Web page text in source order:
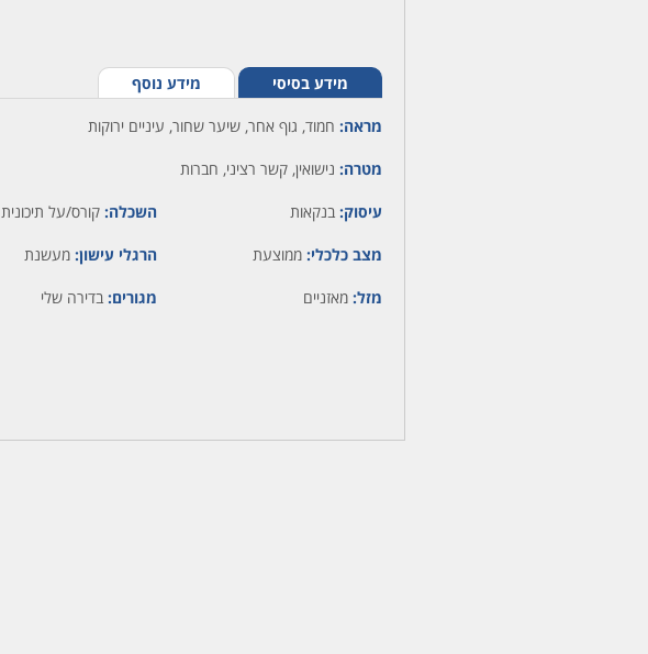
מידע בסיסי מידע נוסף
מראה: חמוד, גוף אחר, שיער שחור, עיניים ירוקות
מטרה: נישואין, קשר רציני, חברות
עיסוק: בנקאות השכלה: קורס/על תיכונית
מצב כלכלי: ממוצעת הרגלי עישון: מעשנת
מזל: מאזניים מגורים: בדירה שלי